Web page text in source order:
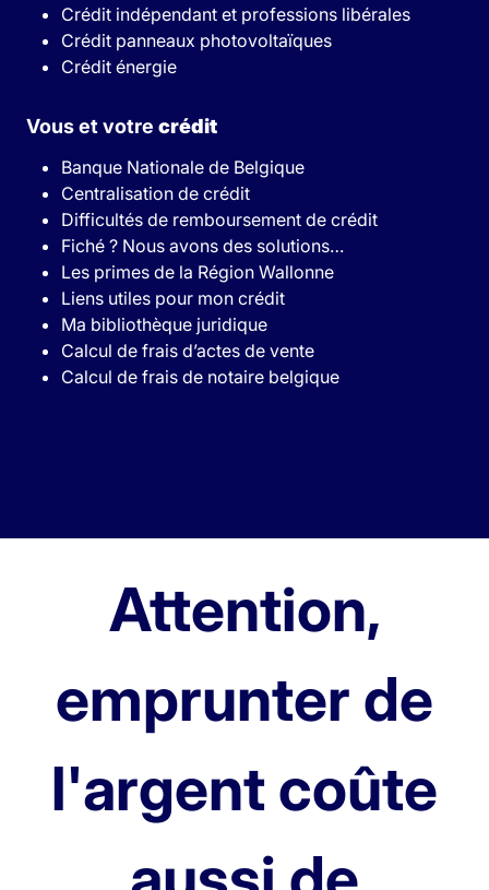
Crédit indépendant et professions libérales
Crédit panneaux photovoltaïques
Crédit énergie
Vous et votre crédit
Banque Nationale de Belgique
Centralisation de crédit
Difficultés de remboursement de crédit
Fiché ? Nous avons des solutions…
Les primes de la Région Wallonne
Liens utiles pour mon crédit
Ma bibliothèque juridique
Calcul de frais d’actes de vente
Calcul de frais de notaire belgique
Attention,
emprunter de
l'argent coûte